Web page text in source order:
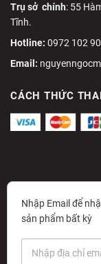
Trụ sở chính: 55
Tĩnh.
Hotline: 0972 102
Email:
CÁCH THỨC
Nhập Email để
sản phẩm bất kỳ